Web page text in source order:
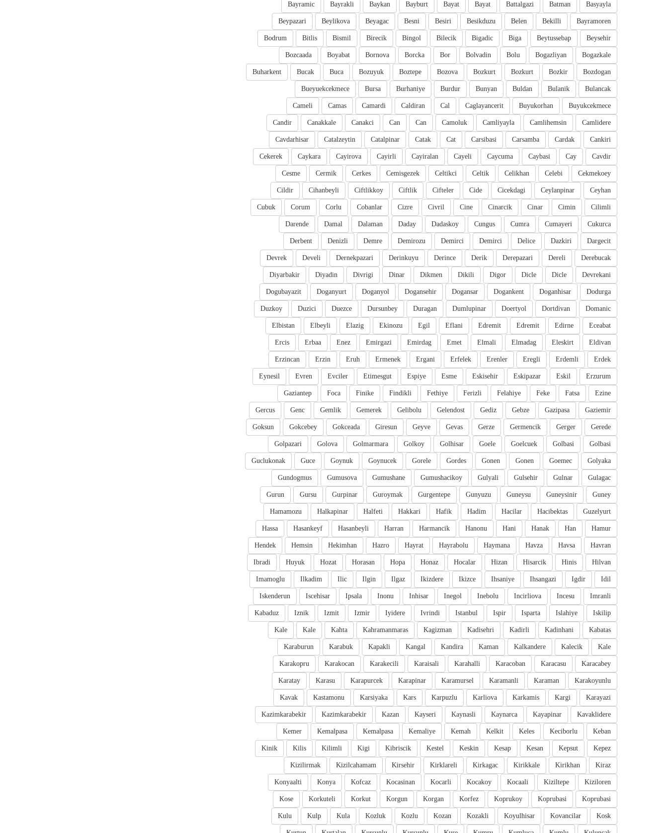
Basyayla
Batman
Battalgazi
Bayat
Bayat
Bayburt
Baykan
Bayrakli
Bayramic
Bayramoren
Bekilli
Belen
Besikduzu
Besiri
Besni
Beyagac
Beylikova
Beypazari
Beysehir
Beytussebap
Biga
Bigadic
Bilecik
Bingol
Birecik
Bismil
Bitlis
Bodrum
Bogazkale
Bogazliyan
Bolu
Bolvadin
Bor
Borcka
Bornova
Boyabat
Bozcaada
Bozdogan
Bozkir
Bozkurt
Bozkurt
Bozova
Boztepe
Bozuyuk
Buca
Bucak
Buharkent
Bulancak
Bulanik
Buldan
Bunyan
Burdur
Burhaniye
Bursa
Bueyuekcekmece
Buyukcekmece
Buyukorhan
Caglayancerit
Cal
Caldiran
Camardi
Camas
Cameli
Camlidere
Camlihemsin
Camliyayla
Camoluk
Can
Can
Canakci
Canakkale
Candir
Cankiri
Cardak
Carsamba
Carsibasi
Cat
Catak
Catalpinar
Catalzeytin
Cavdarhisar
Cavdir
Cay
Caybasi
Caycuma
Cayeli
Cayiralan
Cayirli
Cayirova
Caykara
Cekerek
Cekmekoey
Celebi
Celikhan
Celtik
Celtikci
Cemisgezek
Cerkes
Cermik
Cesme
Ceyhan
Ceylanpinar
Cicekdagi
Cide
Cifteler
Ciftlik
Ciftlikkoy
Cihanbeyli
Cildir
Cilimli
Cimin
Cinar
Cinarcik
Cine
Civril
Cizre
Cobanlar
Corlu
Corum
Cubuk
Cukurca
Cumayeri
Cumra
Cungus
Dadaskoy
Daday
Dalaman
Damal
Darende
Dargecit
Dazkiri
Delice
Demirci
Demirci
Demirozu
Demre
Denizli
Derbent
Derebucak
Dereli
Derepazari
Derik
Derince
Derinkuyu
Dernekpazari
Develi
Devrek
Devrekani
Dicle
Dicle
Digor
Dikili
Dikmen
Dinar
Divrigi
Diyadin
Diyarbakir
Dodurga
Doganhisar
Dogankent
Dogansar
Dogansehir
Doganyol
Doganyurt
Dogubayazit
Domanic
Dortdivan
Doertyol
Dumlupinar
Duragan
Dursunbey
Duezce
Duzici
Duzkoy
Eceabat
Edirne
Edremit
Edremit
Eflani
Egil
Ekinozu
Elazig
Elbeyli
Elbistan
Eldivan
Eleskirt
Elmadag
Elmali
Emet
Emirdag
Emirgazi
Enez
Erbaa
Ercis
Erdek
Erdemli
Eregli
Erenler
Erfelek
Ergani
Ermenek
Eruh
Erzin
Erzincan
Erzurum
Eskil
Eskipazar
Eskisehir
Esme
Espiye
Etimesgut
Evciler
Evren
Eynesil
Ezine
Fatsa
Feke
Felahiye
Ferizli
Fethiye
Findikli
Finike
Foca
Gaziantep
Gaziemir
Gazipasa
Gebze
Gediz
Gelendost
Gelibolu
Gemerek
Gemlik
Genc
Gercus
Gerede
Gerger
Germencik
Gerze
Gevas
Geyve
Giresun
Gokceada
Gokcebey
Goksun
Golbasi
Golbasi
Goelcuek
Goele
Golhisar
Golkoy
Golmarmara
Golova
Golpazari
Golyaka
Goemec
Gonen
Gonen
Gordes
Gorele
Goynucek
Goynuk
Guce
Guclukonak
Gulagac
Gulnar
Gulsehir
Gulyali
Gumushacikoy
Gumushane
Gumusova
Gundogmus
Guney
Guneysinir
Guneysu
Gunyuzu
Gurgentepe
Guroymak
Gurpinar
Gursu
Gurun
Guzelyurt
Hacibektas
Hacilar
Hadim
Hafik
Hakkari
Halfeti
Halkapinar
Hamamozu
Hamur
Han
Hanak
Hani
Hanonu
Harmancik
Harran
Hasanbeyli
Hasankeyf
Hassa
Havran
Havsa
Havza
Haymana
Hayrabolu
Hayrat
Hazro
Hekimhan
Hemsin
Hendek
Hilvan
Hinis
Hisarcik
Hizan
Hocalar
Honaz
Hopa
Horasan
Hozat
Huyuk
Ibradi
Idil
Igdir
Ihsangazi
Ihsaniye
Ikizce
Ikizdere
Ilgaz
Ilgin
Ilic
Ilkadim
Imamoglu
Imranli
Incesu
Incirliova
Inebolu
Inegol
Inhisar
Inonu
Ipsala
Iscehisar
Iskenderun
Iskilip
Islahiye
Isparta
Ispir
Istanbul
Ivrindi
Iyidere
Izmir
Izmit
Iznik
Kabaduz
Kabatas
Kadinhani
Kadirli
Kadisehri
Kagizman
Kahramanmaras
Kahta
Kale
Kale
Kale
Kalecik
Kalkandere
Kaman
Kandira
Kangal
Kapakli
Karabuk
Karaburun
Karacabey
Karacasu
Karacoban
Karahalli
Karaisali
Karakecili
Karakocan
Karakopru
Karakoyunlu
Karaman
Karamanli
Karamursel
Karapinar
Karapurcek
Karasu
Karatay
Karayazi
Kargi
Karkamis
Karliova
Karpuzlu
Kars
Karsiyaka
Kastamonu
Kavak
Kavaklidere
Kayapinar
Kaynarca
Kaynasli
Kayseri
Kazan
Kazimkarabekir
Kazimkarabekir
Keban
Keciborlu
Keles
Kelkit
Kemah
Kemaliye
Kemalpasa
Kemalpasa
Kemer
Kepez
Kepsut
Kesan
Kesap
Keskin
Kestel
Kibriscik
Kigi
Kilimli
Kilis
Kinik
Kiraz
Kirikhan
Kirikkale
Kirkagac
Kirklareli
Kirsehir
Kizilcahamam
Kizilirmak
Kiziloren
Kiziltepe
Kocaali
Kocakoy
Kocarli
Kocasinan
Kofcaz
Konya
Konyaalti
Koprubasi
Koprubasi
Koprukoy
Korfez
Korgan
Korgun
Korkut
Korkuteli
Kose
Kosk
Kovancilar
Koyulhisar
Kozakli
Kozan
Kozlu
Kozluk
Kula
Kulp
Kulu